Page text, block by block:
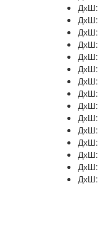
ДхШ:
ДхШ:
ДхШ:
ДхШ:
ДхШ:
ДхШ:
ДхШ:
ДхШ:
ДхШ:
ДхШ:
ДхШ:
ДхШ:
ДхШ:
ДхШ:
ДхШ